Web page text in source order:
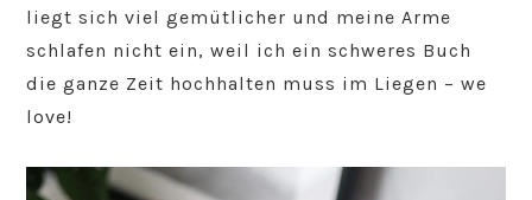
liegt sich viel gemütlicher und meine Arme
schlafen nicht ein, weil ich ein schweres Buch
die ganze Zeit hochhalten muss im Liegen – we
love!